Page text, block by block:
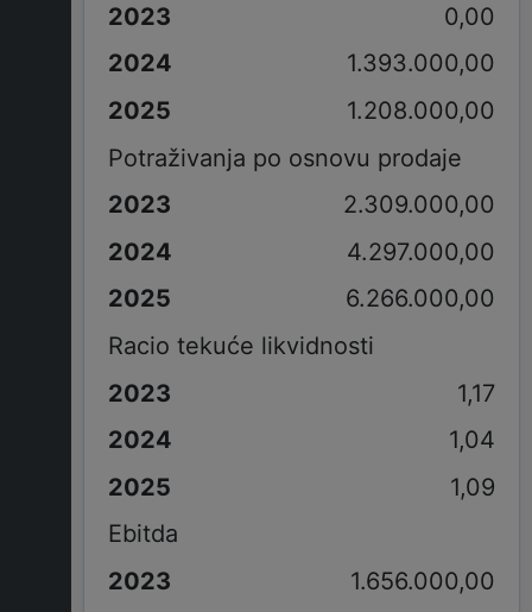
0,00
1.393.000,00
1.208.000,00
Potraživanja po osnovu prodaje
2.309.000,00
4.297.000,00
6.266.000,00
Racio tekuće likvidnosti
1,17
1,04
1,09
Ebitda
1.656.000,00